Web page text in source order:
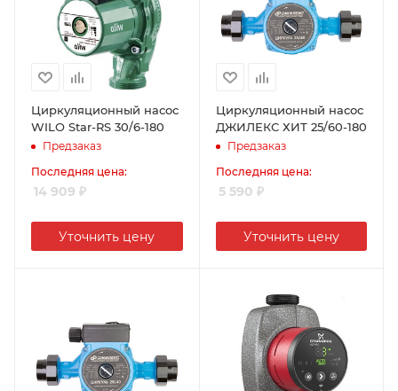
Циркуляционный насос
WILO Star-RS 30/6-180
Предзаказ
Последняя цена:
14 909 ₽
Уточнить цену
Циркуляционный насос
ДЖИЛЕКС ХИТ 25/60-180
Предзаказ
Последняя цена:
5 590 ₽
Уточнить цену